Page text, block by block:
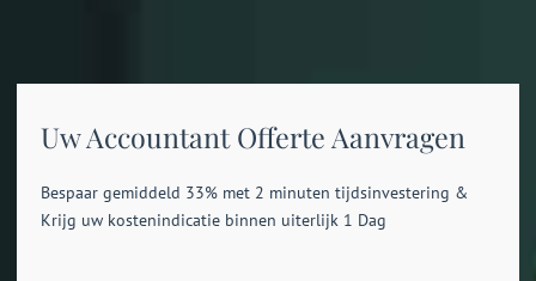
Uw Accountant Offerte Aanvragen
Bespaar gemiddeld 33% met 2 minuten tijdsinvestering &
Krijg uw kostenindicatie binnen uiterlijk 1 Dag